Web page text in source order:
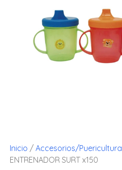
Inicio / Accesorios/Puericultura
ENTRENADOR SURT x150